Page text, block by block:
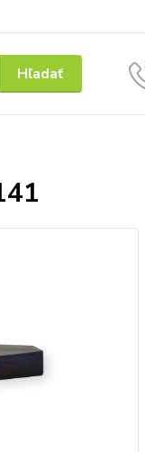
Hľadať